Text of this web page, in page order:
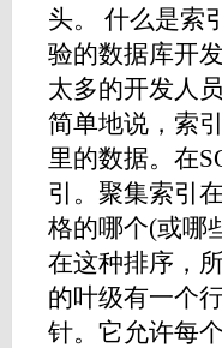
头。 什么是索
验的数据库开
太多的开发人
简单地说，索
里的数据。在
引。聚集索引
格的哪个(或哪
在这种排序，
的叶级有一个
针。它允许每